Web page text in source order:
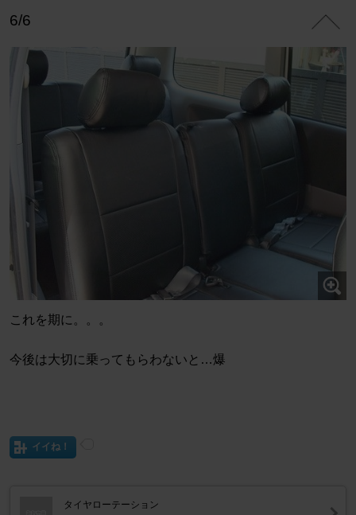
6/6
これを期に。。。
今後は大切に乗ってもらわないと…爆
イイね！
タイヤローテーション